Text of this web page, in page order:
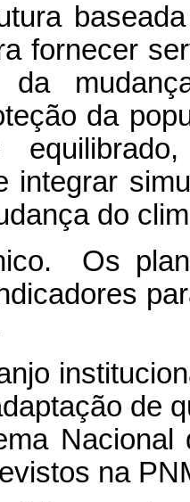
fornecer
da
da
integrar
do
Os
de
na